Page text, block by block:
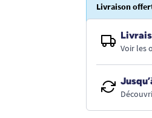
Livraison
Voir les